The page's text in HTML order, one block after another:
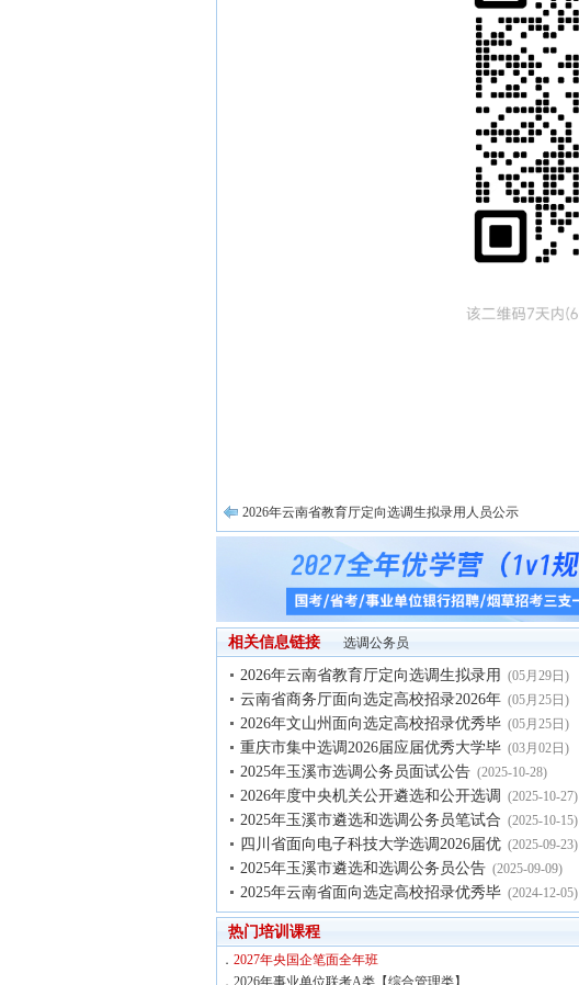
2026年云南省教育厅定向选调生拟录用人员公示
相关信息链接 选调公务员
2026年云南省教育厅定向选调生拟录用 (05月29日)
云南省商务厅面向选定高校招录2026年 (05月25日)
2026年文山州面向选定高校招录优秀毕 (05月25日)
重庆市集中选调2026届应届优秀大学毕 (03月02日)
2025年玉溪市选调公务员面试公告 (2025-10-28)
2026年度中央机关公开遴选和公开选调 (2025-10-27)
2025年玉溪市遴选和选调公务员笔试合 (2025-10-15)
四川省面向电子科技大学选调2026届优 (2025-09-23)
2025年玉溪市遴选和选调公务员公告 (2025-09-09)
2025年云南省面向选定高校招录优秀毕 (2024-12-05)
热门培训课程
． 2027年央国企笔面全年班
． 2026年事业单位联考A类【综合管理类】